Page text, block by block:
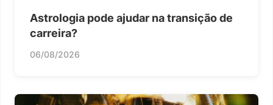
Astrologia pode ajudar na transição de
carreira?
06/08/2026